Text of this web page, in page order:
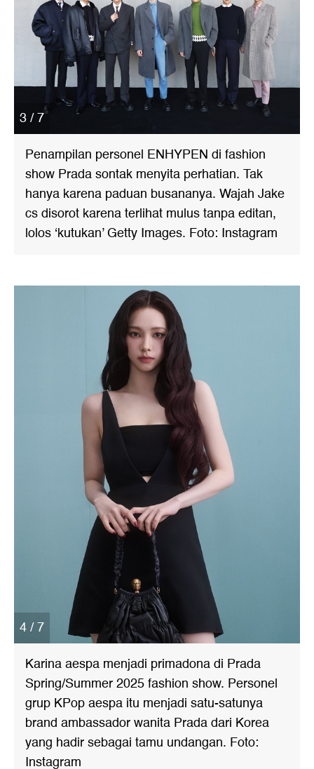
3 / 7
Penampilan personel ENHYPEN di fashion
show Prada sontak menyita perhatian. Tak
hanya karena paduan busananya. Wajah Jake
cs disorot karena terlihat mulus tanpa editan,
lolos ‘kutukan’ Getty Images. Foto: Instagram
4 / 7
Karina aespa menjadi primadona di Prada
Spring/Summer 2025 fashion show. Personel
grup KPop aespa itu menjadi satu-satunya
brand ambassador wanita Prada dari Korea
yang hadir sebagai tamu undangan. Foto:
Instagram